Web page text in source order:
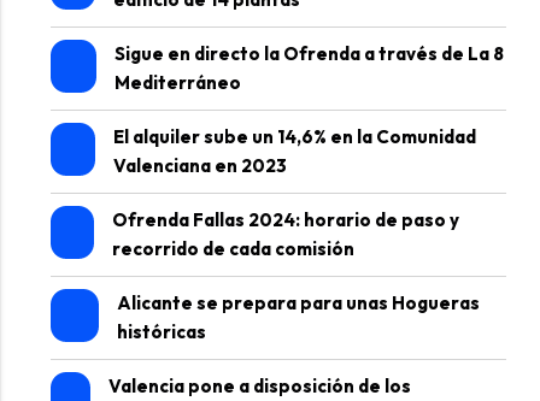
Sigue en directo la Ofrenda a través de La 8
Mediterráneo
El alquiler sube un 14,6% en la Comunidad
Valenciana en 2023
Ofrenda Fallas 2024: horario de paso y
recorrido de cada comisión
Alicante se prepara para unas Hogueras
históricas
Valencia pone a disposición de los